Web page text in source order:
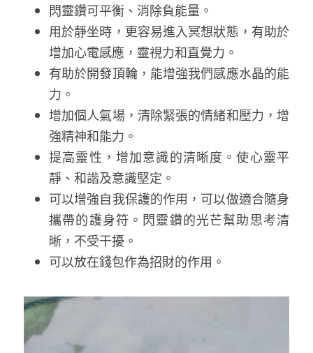
閃靈鑽可平衡、消除負能量。
用於靜坐時，更容易進入冥想狀態，有助於
增加心電感應，靈視力和直覺力。
有助於開發頂輪，能增強我們感應水晶的能
力。
增加個人氣場，清除緊張的情緒和壓力，增
強精神和能力。
提高靈性，增加意識的清晰度。使心靈平
靜、和諧及意識堅定。
可以增強自我保護的作用，可以做適合隨身
攜帶的護身符。閃靈鑽的光芒幫助思考清
晰，不受干擾。
可以放在錢包作為招財的作用。